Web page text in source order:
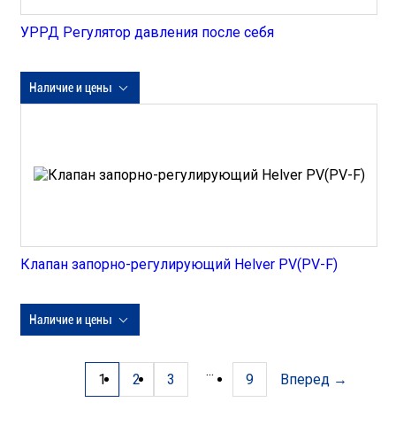
УРРД Регулятор давления после себя
Наличие и цены
Клапан запорно-регулирующий Helver PV(PV-F)
Наличие и цены
1 2 3
...
9 Вперед →